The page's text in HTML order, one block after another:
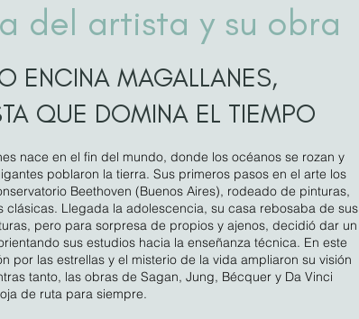
del artista y su obra
ENCINA MAGALLANES,
QUE DOMINA EL TIEMPO​
nace en el fin del mundo, donde los océanos se rozan y
poblaron la tierra. Sus primeros pasos en el arte los
Beethoven (Buenos Aires), rodeado de pinturas,
clásicas. Llegada la adolescencia, su casa rebosaba de sus
pero para sorpresa de propios y ajenos, decidió dar un
sus estudios hacia la enseñanza técnica. En este
por las estrellas y el misterio de la vida ampliaron su visión
tanto, las obras de Sagan, Jung, Bécquer y Da Vinci
de ruta para siempre.